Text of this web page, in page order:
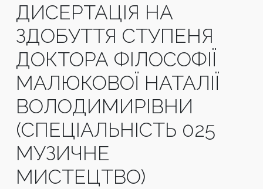
ДИСЕРТАЦІЯ НА
ЗДОБУТТЯ СТУПЕНЯ
ДОКТОРА ФІЛОСОФІЇ
МАЛЮКОВОЇ НАТАЛІЇ
ВОЛОДИМИРІВНИ
(СПЕЦІАЛЬНІСТЬ 025
МУЗИЧНЕ
МИСТЕЦТВО)